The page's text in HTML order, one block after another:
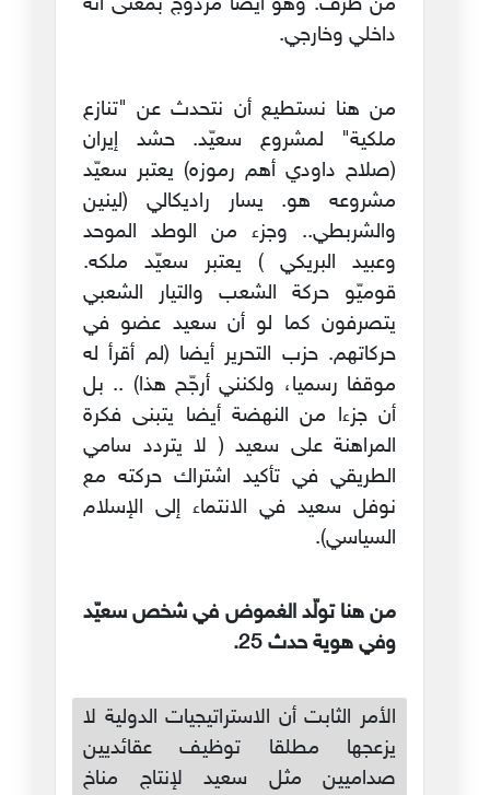
داخلي وخارجي.
من هنا نستطيع أن نتحدث عن "تنازع
ملكية" لمشروع سعيّد. حشد إيران
(صلاح داودي أهم رموزه) يعتبر سعيّد
مشروعه هو. يسار راديكالي (لينين
والشربطي.. وجزء من الوطد الموحد
وعبيد البريكي ) يعتبر سعيّد ملكه.
قوميّو حركة الشعب والتيار الشعبي
يتصرفون كما لو أن سعيد عضو في
حركاتهم. حزب التحرير أيضا (لم أقرأ له
موقفا رسميا، ولكنني أرجّح هذا) .. بل
أن جزءا من النهضة أيضا يتبنى فكرة
المراهنة على سعيد ( لا يتردد سامي
الطريقي في تأكيد اشتراك حركته مع
نوفل سعيد في الانتماء إلى الإسلام
السياسي).
من هنا تولّد الغموض في شخص سعيّد
وفي هوية حدث 25.
الأمر الثابت أن الاستراتيجيات الدولية لا
يزعجها مطلقا توظيف عقائديين
صداميين مثل سعيد لإنتاج مناخ